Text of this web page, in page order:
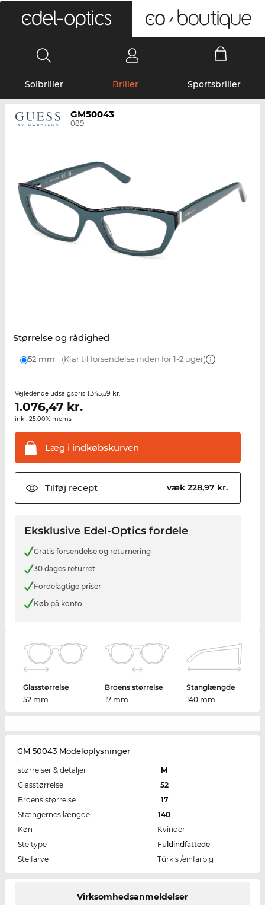
Solbriller Briller Sportsbriller
GM50043
089
Størrelse og rådighed
52 mm (Klar til forsendelse inden for 1-2 uger)
Vejledende udsalgspris 1.345,59 kr.
1.076,47kr.
inkl. 25.00% moms
Læg i indkøbskurven
Tilføj recept væk 228,97 kr.
Eksklusive Edel-Optics fordele
Gratis forsendelse og returnering
30 dages returret
Fordelagtige priser
Køb på konto
Glasstørrelse
52 mm
Broens størrelse
17 mm
Stanglængde
140 mm
GM 50043 Modeloplysninger
størrelser & detaljer
M
Glasstørrelse
52
Broens størrelse
17
Stængernes længde
140
Køn
Kvinder
Steltype
Fuldindfattede
Stelfarve
Türkis /einfarbig
Virksomhedsanmeldelser